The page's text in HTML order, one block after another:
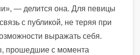
— делится она. Для певицы
с публикой, не теряя при
выражать себя.
прошедшие с момента